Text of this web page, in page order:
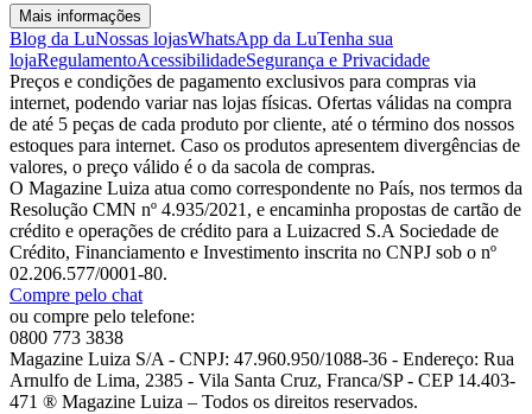
Mais informações
Blog da LuNossas lojasWhatsApp da LuTenha sua
lojaRegulamentoAcessibilidadeSegurança e Privacidade
Preços e condições de pagamento exclusivos para compras via
internet, podendo variar nas lojas físicas. Ofertas válidas na compra
de até 5 peças de cada produto por cliente, até o término dos nossos
estoques para internet. Caso os produtos apresentem divergências de
valores, o preço válido é o da sacola de compras.
O Magazine Luiza atua como correspondente no País, nos termos da
Resolução CMN nº 4.935/2021, e encaminha propostas de cartão de
crédito e operações de crédito para a Luizacred S.A Sociedade de
Crédito, Financiamento e Investimento inscrita no CNPJ sob o nº
02.206.577/0001-80.
Compre pelo chat
ou compre pelo telefone:
0800 773 3838
Magazine Luiza S/A - CNPJ: 47.960.950/1088-36 - Endereço: Rua
Arnulfo de Lima, 2385 - Vila Santa Cruz, Franca/SP - CEP 14.403-
471 ® Magazine Luiza – Todos os direitos reservados.